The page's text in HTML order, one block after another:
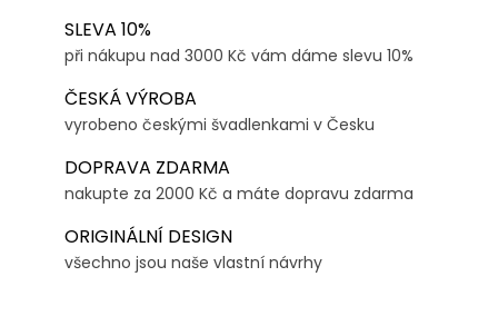
SLEVA 10%
při nákupu nad 3000 Kč vám dáme slevu 10%
ČESKÁ VÝROBA
vyrobeno českými švadlenkami v Česku
DOPRAVA ZDARMA
nakupte za 2000 Kč a máte dopravu zdarma
ORIGINÁLNÍ DESIGN
všechno jsou naše vlastní návrhy